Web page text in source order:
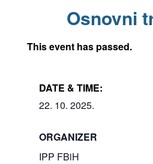
Osnovni
This event has passed.
DATE & TIME:
22. 10. 2025.
ORGANIZER
IPP FBiH